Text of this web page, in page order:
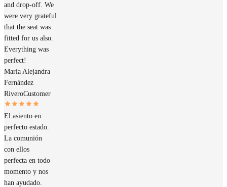
and drop-off. We
were very grateful
that the seat was
fitted for us also.
Everything was
perfect!
María Alejandra
Fernández
RiveroCustomer
El asiento en
perfecto estado.
La comunión
con ellos
perfecta en todo
momento y nos
han ayudado.